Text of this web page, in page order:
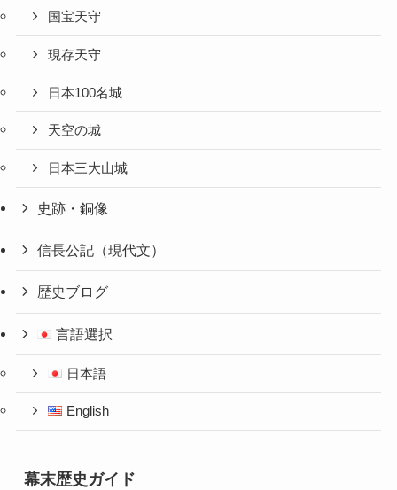
国宝天守
現存天守
日本100名城
天空の城
日本三大山城
史跡・銅像
信長公記（現代文）
歴史ブログ
言語選択
日本語
English
幕末歴史ガイド